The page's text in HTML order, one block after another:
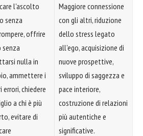
l'ascolto
senza
offrire
nulla in
ammettere i
errori, chiedere
a chi è più
evitare di
Maggiore connessione
con gli altri, riduzione
dello stress legato
all'ego, acquisizione di
nuove prospettive,
sviluppo di saggezza e
pace interiore,
costruzione di relazioni
più autentiche e
significative.